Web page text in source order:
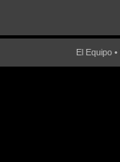
El Equipo •